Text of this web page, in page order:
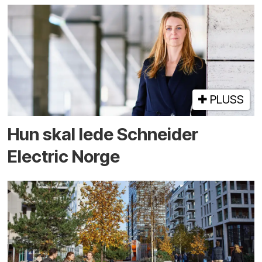
PLUSS
Hun skal lede Schneider
Electric Norge